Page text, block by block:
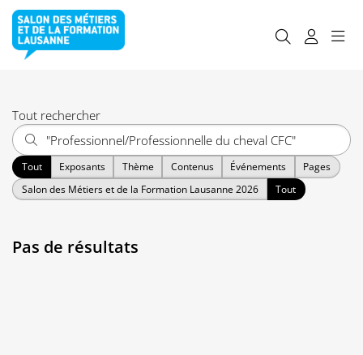
Tout rechercher
Tout Exposants Thème Contenus Événements
Pages
Salon des Métiers et de la Formation Lausanne 2026
Tout
Pas de résultats